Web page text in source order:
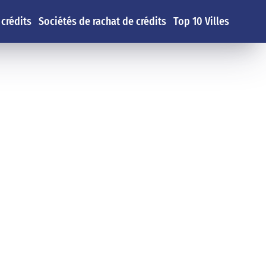
Sociétés de rachat de crédits Top 10 Villes